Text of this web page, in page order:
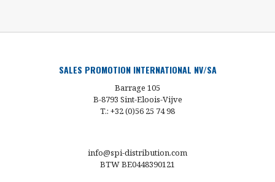
SALES PROMOTION INTERNATIONAL NV/SA
Barrage 105
B-8793 Sint-Eloois-Vijve
T.: +32 (0)56 25 74 98
info@spi-distribution.com
BTW BE0448390121